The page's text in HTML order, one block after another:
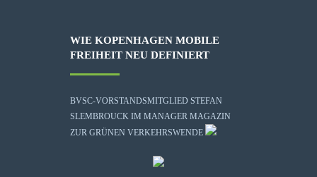
WIE KOPENHAGEN MOBILE
FREIHEIT NEU DEFINIERT
BVSC-VORSTANDSMITGLIED STEFAN
SLEMBROUCK IM MANAGER MAGAZIN
ZUR GRÜNEN VERKEHRSWENDE